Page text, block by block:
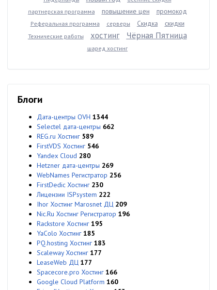
партнерская программа
повышение цен промокод
Реферальная программа серверы Скидка скидки
Технические работы хостинг Чёрная Пятница
шаред хостинг
Блоги
Дата-центры OVH 1344
Selectel дата-центры 662
REG.ru Хостинг 589
FirstVDS Хостинг 546
Yandex Cloud 280
Hetzner дата-центры 269
WebNames Регистратор 256
FirstDedic Хостинг 230
Лицензии ISPsystem 222
Ihor Хостинг Marosnet ДЦ 209
Nic.Ru Хостинг Регистратор 196
Rackstore Хостинг 195
YaColo Хостинг 185
PQ.hosting Хостинг 183
Scaleway Хостинг 177
LeaseWeb ДЦ 177
Spacecore.pro Хостинг 166
Google Cloud Platform 160